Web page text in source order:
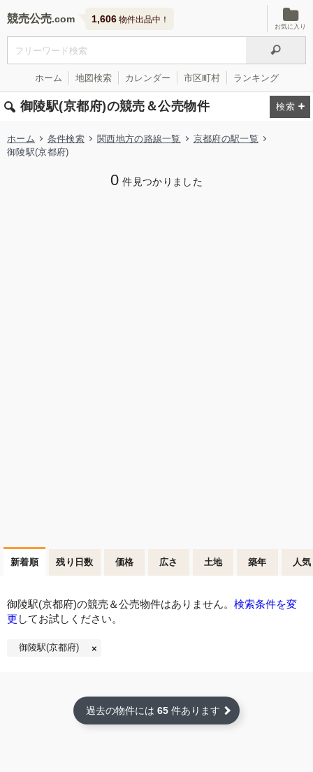
競売公売 1,606 物件出品中！
お気に入り
ホーム 地図検索 カレンダー 市区町村 ランキング
御陵駅(京都府)の競売＆公売物件
ホーム 条件検索 関西地方の路線一覧
京都府の駅一覧
御陵駅(京都府)
0 件見つかりました
新着順 残り日数 価格 広さ 土地 築年 人気
御陵駅(京都府)の競売＆公売物件はありません。 検索条件を変
更 してお試しください。
御陵駅(京都府)
過去の物件には 65 件あります